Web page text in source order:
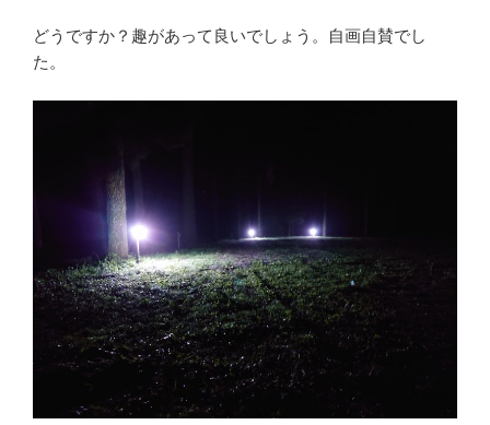
どうですか？趣があって良いでしょう。自画自賛でし
た。